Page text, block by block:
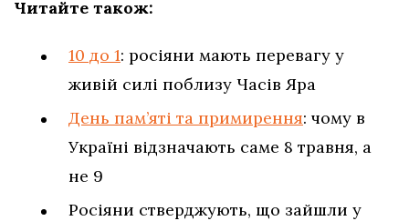
Читайте також:
10 до 1: росіяни мають перевагу у
живій силі поблизу Часів Яра
День пам’яті та примирення: чому в
Україні відзначають саме 8 травня, а
не 9
Росіяни стверджують, що зайшли у